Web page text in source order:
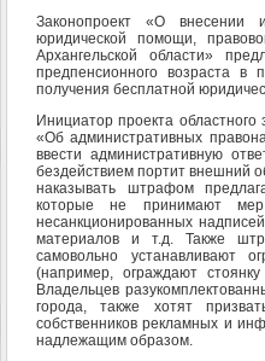
Законопроект «О внесении
юридической помощи,
Архангельской области»
предпенсионного возраста в
получения бесплатной
Инициатор проекта
«Об административных
ввести административную
бездействием портит внешний
наказывать штрафом
которые не принимают
несанкционированных
материалов и т.д. Также
самовольно устанавливают
(например, ограждают
Владельцев
города, также хотят
собственников рекламных и
надлежащим образом.